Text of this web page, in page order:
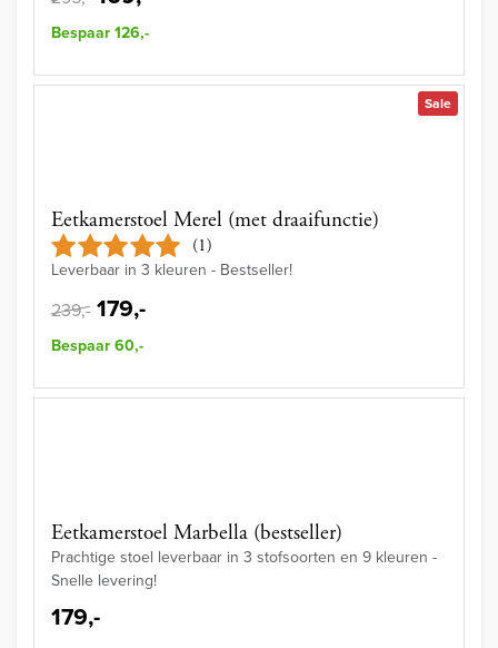
Bespaar 126,-
Sale
Eetkamerstoel Merel (met draaifunctie)
(1)
Leverbaar in 3 kleuren - Bestseller!
239,- 179,-
Bespaar 60,-
Eetkamerstoel Marbella (bestseller)
Prachtige stoel leverbaar in 3 stofsoorten en 9 kleuren -
Snelle levering!
179,-